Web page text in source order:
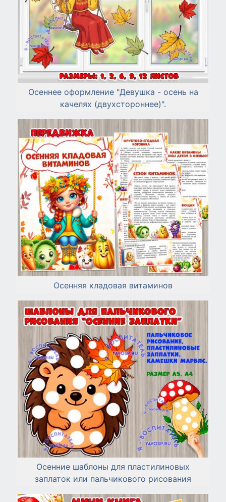
Осеннее оформление "Девушка - осень на
качелях (двухстороннее)".
Осенняя кладовая витаминов
Осенние шаблоны для пластилиновых
заплаток или пальчикового рисования